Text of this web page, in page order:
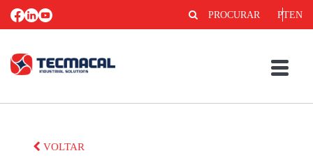
EN
PT
PROCURAR
VOLTAR